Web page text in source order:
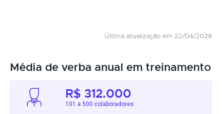
Última atualização em 22/04/2026
Média de verba anual em treinamento
R$ 312.000
101 a 500 colaboradores